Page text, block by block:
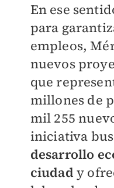
En ese
para
empleos,
nuevos
que
millones de
mil 255
iniciativa
desarrollo
ciudad y